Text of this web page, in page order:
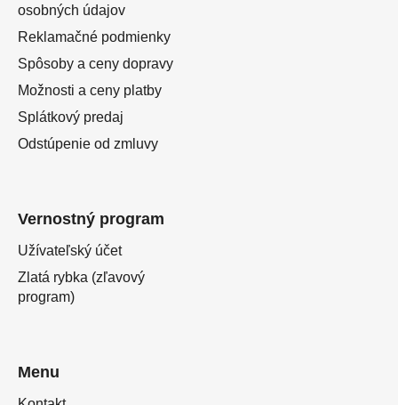
osobných údajov
Reklamačné podmienky
Spôsoby a ceny dopravy
Možnosti a ceny platby
Splátkový predaj
Odstúpenie od zmluvy
Vernostný program
Užívateľský účet
Zlatá rybka (zľavový
program)
Menu